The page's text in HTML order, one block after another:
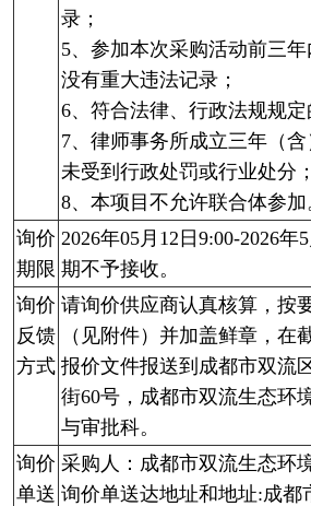
录；
5、参加本次采购活动前三
没有重大违法记录；
6、符合法律、行政法规规定
7、律师事务所成立三年（
未受到行政处罚或行业处分；
8、本项目不允许联合体参加
询价
期限
2026年05月12日9:00-2026年
期不予接收。
询价
反馈
方式
请询价供应商认真核算，按
（见附件）并加盖鲜章，在
报价文件报送到成都市双流
街60号，成都市双流生态环
与审批科。
询价
单送
采购人：成都市双流生态环
询价单送达地址和地址:成都